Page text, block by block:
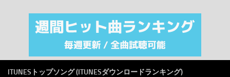
注目カテゴリ
オリジナルiTunes週間トップソング
ITUNESトップソング (ITUNESダウンロードランキング)